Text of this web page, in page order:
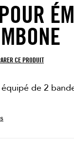
CE PRODUIT
de 2